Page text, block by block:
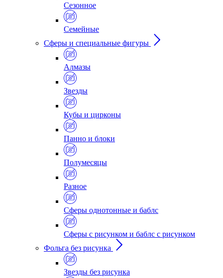
Сезонное
Семейные
Сферы и специальные фигуры
Алмазы
Звезды
Кубы и цирконы
Панно и блоки
Полумесяцы
Разное
Сферы однотонные и баблс
Сферы с рисунком и баблс с рисунком
Фольга без рисунка
Звезды без рисунка